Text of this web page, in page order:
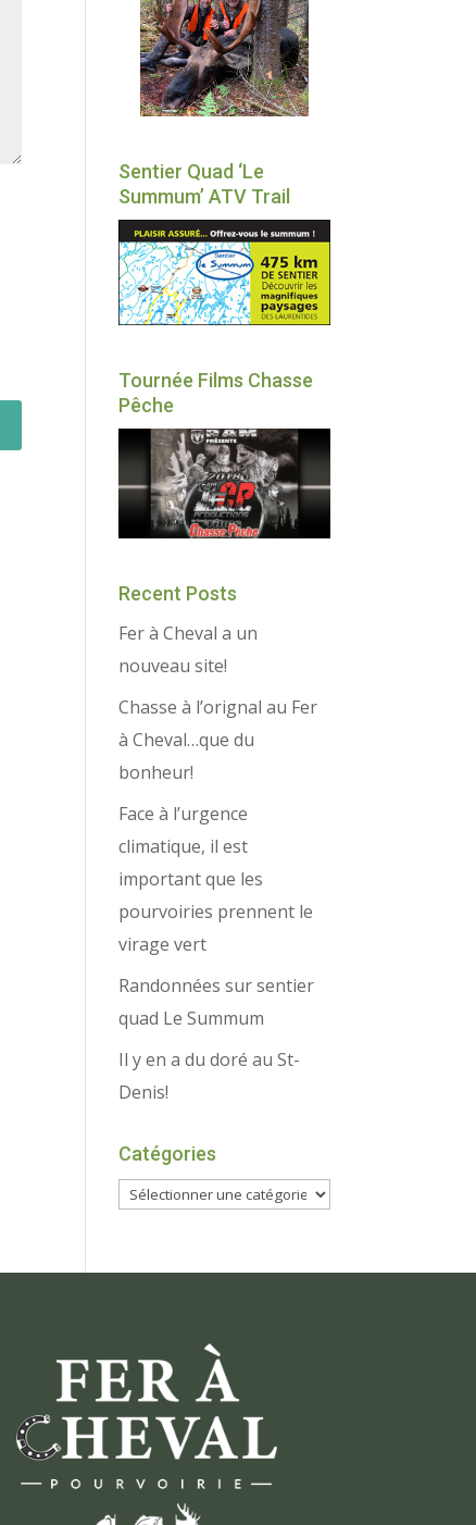
Sentier Quad ‘Le
Summum’ ATV Trail
Tournée Films Chasse
Pêche
Recent Posts
Fer à Cheval a un
nouveau site!
Chasse à l’orignal au Fer
à Cheval…que du
bonheur!
Face à l’urgence
climatique, il est
important que les
pourvoiries prennent le
virage vert
Randonnées sur sentier
quad Le Summum
Il y en a du doré au St-
Denis!
Catégories